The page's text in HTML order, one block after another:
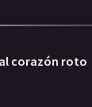
corazón roto